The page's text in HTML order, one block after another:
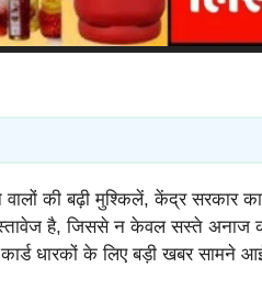
वालों की बढ़ी मुश्किलें, केंद्र सरकार
है, जिससे न केवल सस्ते अनाज
धारकों के लिए बड़ी खबर सामने